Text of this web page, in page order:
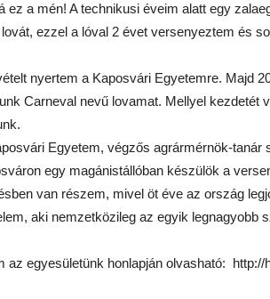
ez a mén! A technikusi éveim alatt egy
ezzel a lóval 2 évet versenyeztem és
nyertem a Kaposvári Egyetemre. Majd
Carneval nevű lovamat. Mellyel kezdetét
Egyetem, végzős agrármérnök-
egy magánistállóban készülök a
van részem, mivel öt éve az ország
aki nemzetközileg az egyik legnagyobb
az egyesületünk honlapján olvasható: http://